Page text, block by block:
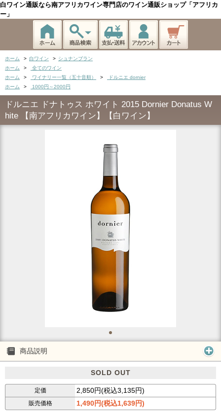
白ワイン通販なら南アフリカワイン専門店のワイン通販ショップ「アフリカ
ー」
ホーム > 白ワイン > シュナンブラン
ホーム
>
全てのワイン
ホーム
> ワイナリー一覧（五十音順） >
ドルニエ dornier
ホーム
> 1000円～2000円
ドルニエ ドナトゥス ホワイト 2015 Dornier Donatus W
hite 【南アフリカワイン】【白ワイン】
商品説明
SOLD OUT
定価 2,850円(税込3,135円)
販売価格 1,490円(税込1,639円)